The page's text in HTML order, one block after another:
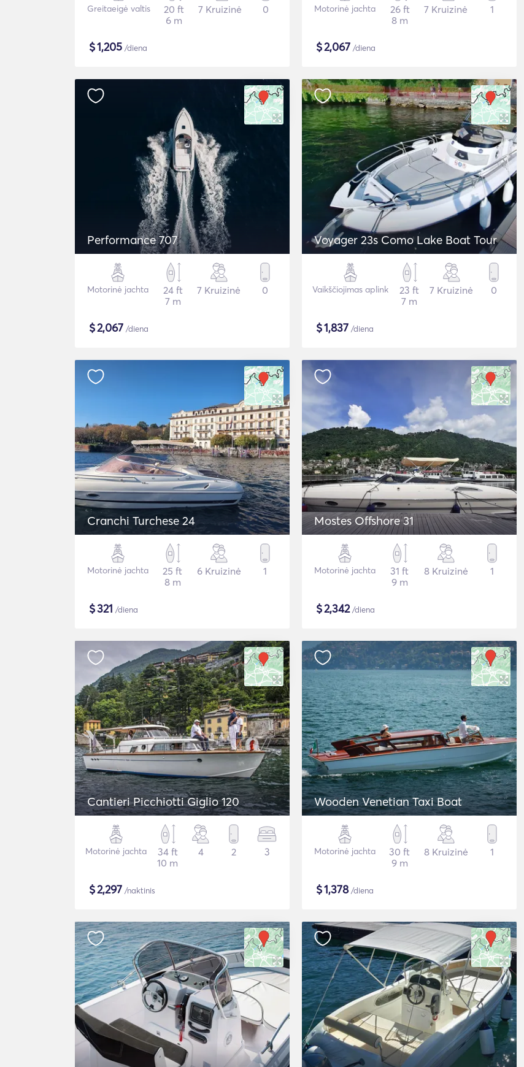
Greitaeigė valtis
20 ft
6 m
7 Kruizinė 0
$1,205 /diena
Motorinė jachta
26 ft
8 m
7 Kruizinė 1
$2,067 /diena
Performance 707
Motorinė jachta
24 ft
7 m
7 Kruizinė 0
$2,067 /diena
Voyager 23s Como Lake Boat Tour
Vaikščiojimas aplink
23 ft
7 m
7 Kruizinė 0
$1,837 /diena
Cranchi Turchese 24
Motorinė jachta
25 ft
8 m
6 Kruizinė 1
$321 /diena
Mostes Offshore 31
Motorinė jachta
31 ft
9 m
8 Kruizinė 1
$2,342/diena
Cantieri Picchiotti Giglio 120
Motorinė jachta
34 ft
10 m
4 2 3
$2,297 /naktinis
Wooden Venetian Taxi Boat
Motorinė jachta
30 ft
9 m
8 Kruizinė 1
$1,378/diena